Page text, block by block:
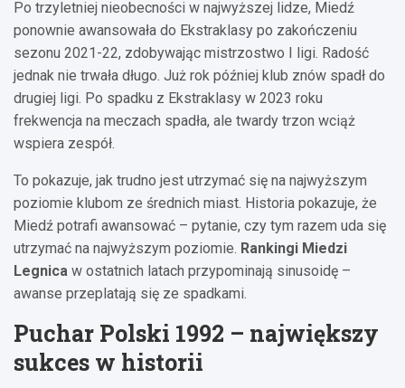
Po trzyletniej nieobecności w najwyższej lidze, Miedź
ponownie awansowała do Ekstraklasy po zakończeniu
sezonu 2021-22, zdobywając mistrzostwo I ligi. Radość
jednak nie trwała długo. Już rok później klub znów spadł do
drugiej ligi. Po spadku z Ekstraklasy w 2023 roku
frekwencja na meczach spadła, ale twardy trzon wciąż
wspiera zespół.
To pokazuje, jak trudno jest utrzymać się na najwyższym
poziomie klubom ze średnich miast. Historia pokazuje, że
Miedź potrafi awansować – pytanie, czy tym razem uda się
utrzymać na najwyższym poziomie. Rankingi Miedzi
Legnica w ostatnich latach przypominają sinusoidę –
awanse przeplatają się ze spadkami.
Puchar Polski 1992 – największy
sukces w historii